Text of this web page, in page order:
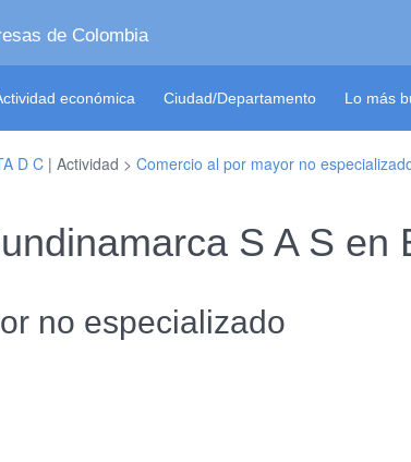
de Colombia
económica Ciudad/Departamento Lo más
D C | Actividad > Comercio al por mayor no
S A S en
no especializado